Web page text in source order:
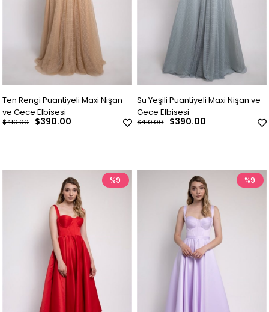
Ten Rengi Puantiyeli Maxi Nişan
ve Gece Elbisesi
$390.00
$410.00
Su Yeşili Puantiyeli Maxi Nişan ve
Gece Elbisesi
$390.00
$410.00
%9 %9